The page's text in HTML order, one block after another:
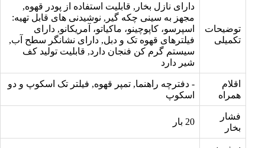
توضیحات
تکمیلی
دارای نازل بخار, قابلیت استفاده از پودر قهوه,
مجهز به سینی چکه گیر, نوشیدنی های قابل تهیه:
اسپرسو، کاپوچینو، ماکیاتو، آمریکانو, دارای
فیلترهای قهوه تک و دبل, دارای نشانگر سطح آب,
سیستم گرم کن فنجان دارد, قابلیت تولید کف
شیر دارد
اقلام
همراه
- دفترچه راهنما, تمپر قهوه, فیلتر تک اسکوپ و دو
اسکوپ
فشار
بخار